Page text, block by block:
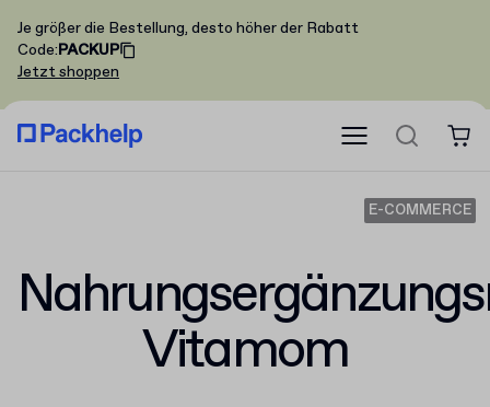
Je größer die Bestellung, desto höher der Rabatt
Code:PACKUP
Jetzt shoppen
Vitamom
E-COMMERCE